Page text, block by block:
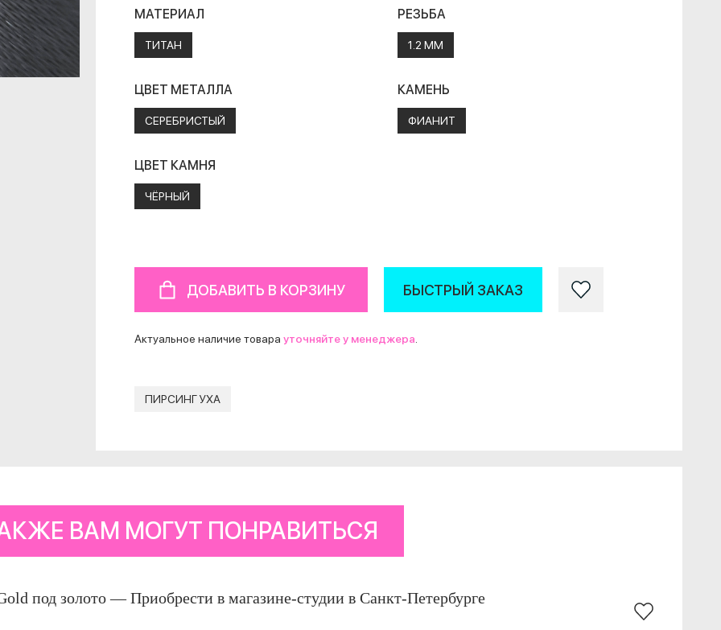
МАТЕРИАЛ
ТИТАН
РЕЗЬБА
1.2 ММ
ЦВЕТ МЕТАЛЛА
СЕРЕБРИСТЫЙ
КАМЕНЬ
ФИАНИТ
ЦВЕТ КАМНЯ
ЧЁРНЫЙ
ДОБАВИТЬ В КОРЗИНУ БЫСТРЫЙ ЗАКАЗ
Актуальное наличие товарауточняйте у менеджера
ПИРСИНГ УХА
ВАМ МОГУТ ПОНРАВИТЬСЯ